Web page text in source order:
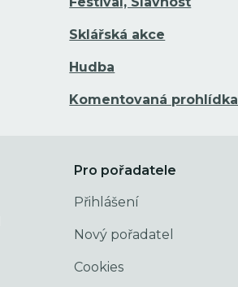
Sklářská akce
Hudba
Komentovaná prohlídka
Pro pořadatele
Přihlášení
Nový pořadatel
Cookies